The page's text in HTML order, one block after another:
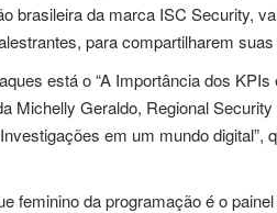
brasileira da marca ISC Security,
para compartilharem
está o “A Importância dos
Michelly Geraldo, Regional
em um mundo digital”,
feminino da programação é o